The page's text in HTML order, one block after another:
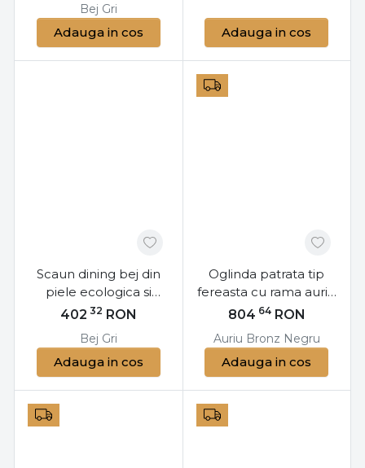
Bej Gri
Adauga in cos Adauga in cos
Scaun dining bej din
piele ecologica si
lemn de fag, New
402 32 RON
Bej Gri
Adauga in cos
Oglinda patrata tip
fereasta cu rama aurie
din metal si sticla
Planet Bizzotto
804 64 RON
Auriu Bronz Negru
Adauga in cos